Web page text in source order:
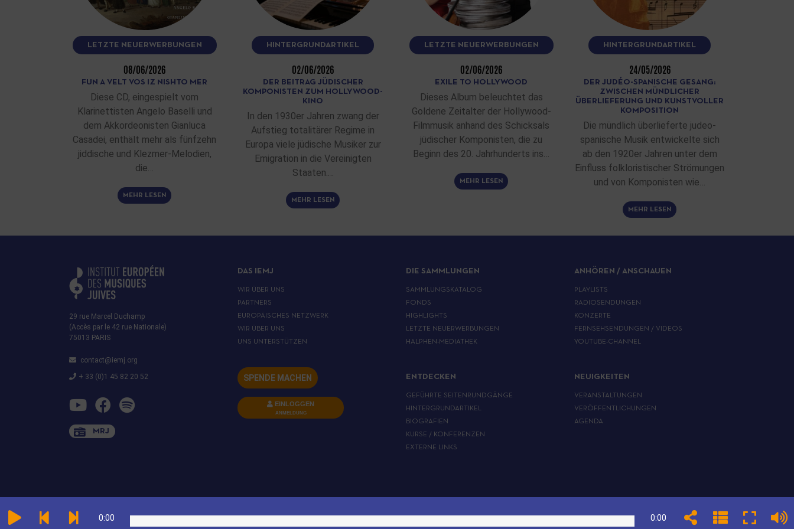
LETZTE NEUERWERBUNGEN
08/06/2026
FUN A VELT VOS IZ NISHTO MER
Diese CD, eingespielt vom
Klarinettisten Angelo Baselli und
dem Akkordeonisten Gianluca
Casadei, enthält mehr als fünfzehn
jiddische und Klezmer-Melodien,
die…
MEHR LESEN
HINTERGRUNDARTIKEL
02/06/2026
DER BEITRAG JÜDISCHER
KOMPONISTEN ZUM HOLLYWOOD-
KINO
In den 1930er Jahren zwang der
Aufstieg totalitärer Regime in
Europa viele jüdische Musiker zur
Emigration in die Vereinigten
Staaten.…
MEHR LESEN
LETZTE NEUERWERBUNGEN
02/06/2026
EXILE TO HOLLYWOOD
Dieses Album beleuchtet das
Goldene Zeitalter der Hollywood-
Filmmusik anhand des Schicksals
jüdischer Komponisten, die zu
Beginn des 20. Jahrhunderts ins…
MEHR LESEN
HINTERGRUNDARTIKEL
24/05/2026
DER JUDÉO-SPANISCHE GESANG:
ZWISCHEN MÜNDLICHER
ÜBERLIEFERUNG UND KUNSTVOLLER
KOMPOSITION
Die mündlich überlieferte judeo-
spanische Musik entwickelte sich
ab den 1920er Jahren unter dem
Einfluss folkloristischer Strömungen
und von Komponisten wie…
MEHR LESEN
29 rue Marcel Duchamp
(Accès par le 42 rue Nationale)
75013 PARIS
contact@iemj.org
+ 33 (0)1 45 82 20 52
MRJ
DAS IEMJ
WIR ÜBER UNS
PARTNERS
EUROPÄISCHES NETZWERK
WIR ÜBER UNS
UNS UNTERSTÜTZEN
SPENDE MACHEN
EINLOGGEN
ANMELDUNG
DIE SAMMLUNGEN
SAMMLUNGSKATALOG
FONDS
HIGHLIGHTS
LETZTE NEUERWERBUNGEN
HALPHEN-MEDIATHEK
ENTDECKEN
GEFÜHRTE SEITENRUNDGÄNGE
HINTERGRUNDARTIKEL
BIOGRAFIEN
KURSE / KONFERENZEN
EXTERNE LINKS
ANHÖREN / ANSCHAUEN
PLAYLISTS
RADIOSENDUNGEN
KONZERTE
FERNSEHSENDUNGEN / VIDEOS
YOUTUBE-CHANNEL
NEUIGKEITEN
VERANSTALTUNGEN
VERÖFFENTLICHUNGEN
AGENDA
ALLE RECHTE SIND DEM INSTITUT EUROPÉEN DES MUSIQUES JUIVES TRACKER UND COOKIES KONFIGURIEREN
0:00 0:00